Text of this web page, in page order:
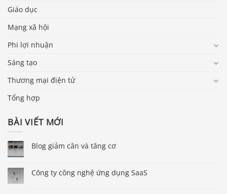
Giáo dục
Mạng xã hội
Phi lợi nhuận
Sáng tạo
Thương mại điện tử
Tổng hợp
BÀI VIẾT MỚI
Blog giảm cân và tăng cơ
Công ty công nghệ ứng dụng SaaS